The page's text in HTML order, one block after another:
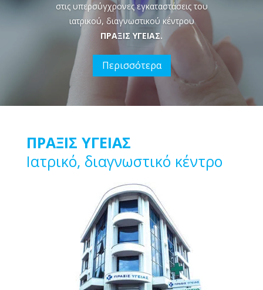
στις υπερσύγχρονες εγκαταστάσεις του
ιατρικού, διαγνωστικού κέντρου
ΠΡΑΞΙΣ ΥΓΕΙΑΣ.
Περισσότερα
ΠΡΑΞΙΣ ΥΓΕΙΑΣ
Ιατρικό, διαγνωστικό κέντρο